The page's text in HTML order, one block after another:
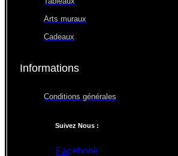
Arts muraux
Cadeaux
Informations
Conditions générales
Suivez Nous :
Facebook